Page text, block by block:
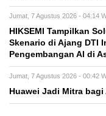
Jumat, 7 Agustus 2026 - 04:14
HIKSEMI Tampilkan
Skenario di Ajang DTI
Pengembangan AI di
Jumat, 7 Agustus 2026 - 00:42
Huawei Jadi Mitra bagi